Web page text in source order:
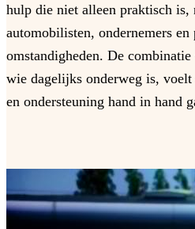
hulp die niet alleen praktisch
automobilisten, ondernemers
omstandigheden. De
wie dagelijks onderweg is, voelt
en ondersteuning hand in hand